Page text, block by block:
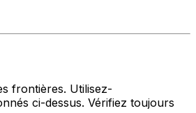
frontières. Utilisez-
ci-dessus. Vérifiez toujours